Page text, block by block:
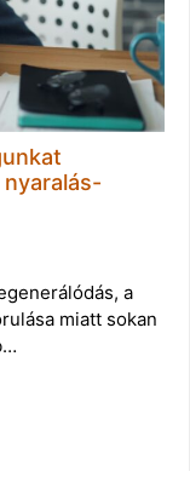
a
miatt sokan